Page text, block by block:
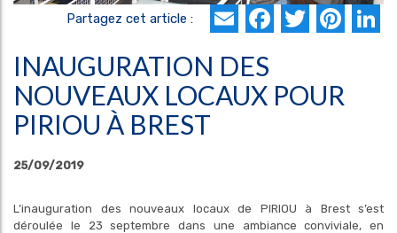
Partagez cet article : Email
INAUGURATION DES
NOUVEAUX LOCAUX POUR
PIRIOU À BREST
25/09/2019
L’inauguration des nouveaux locaux de PIRIOU à Brest s’est
déroulée le 23 septembre dans une ambiance conviviale, en